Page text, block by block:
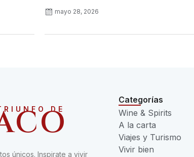
mayo 28, 2026
DE
únicos. Inspirate a vivir
Categorías
Wine & Spirits
A la carta
Viajes y Turismo
Vivir bien